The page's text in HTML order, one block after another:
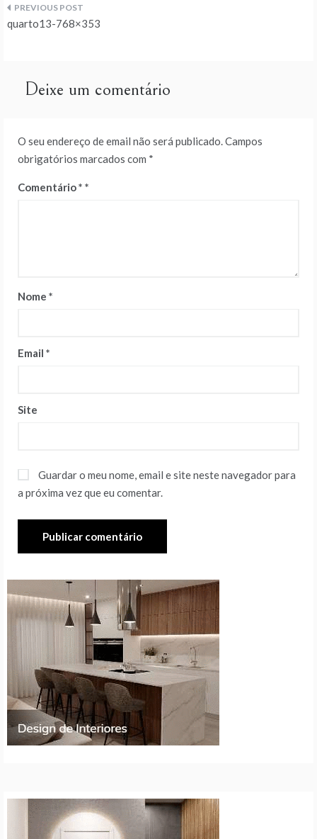
Navegação
artigos
quarto13-768×353
Deixe um comentário
O seu endereço de email não será publicado.Campos
obrigatórios marcados com *
Comentário*
Nome *
Email *
Site
Guardar o meu nome, email e site neste navegador para
a próxima vez que eu comentar.